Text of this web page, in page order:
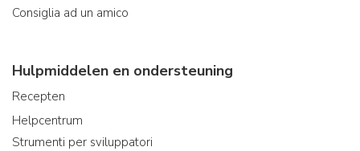
Consiglia ad un amico
Hulpmiddelen en ondersteuning
Recepten
Helpcentrum
Strumenti per sviluppatori